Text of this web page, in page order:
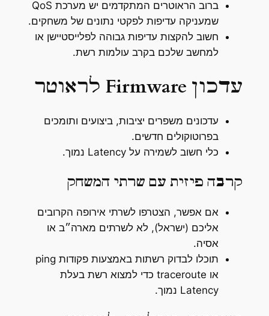
ברוב הראוטרים המתקדמים יש מערכת QoS
שמעניקה עדיפות לפקטי נתונים של משחקים.
חשוב להקצות עדיפות גבוהה לפלייסטיישן או
למחשב שלכם בקרב עולמות רשת.
עדכון Firmware לראוטר
עדכונים משפרים יציבות, ביצועים ותומכים
בפרוטוקולים חדשים.
כלי חשוב לשמירה על Latency נמוך.
קרבה פיזית עם שרתי המשחק
אם אפשר, הצטרפו לשרתי אירופה הקרובים
אליכם (ישראל), לא לשרתים מארה״ב או
אסיה.
תוכלו לבדוק רשתות באמצעות פקודות ping
או traceroute כדי למצוא רשת בעלת
Latency נמוך.